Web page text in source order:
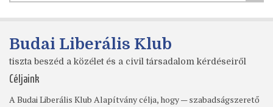
Budai Liberális Klub
tiszta beszéd a közélet és a civil társadalom kérdéseiről
Céljaink
A Budai Liberális Klub Alapítvány célja, hogy — szabadságszerető